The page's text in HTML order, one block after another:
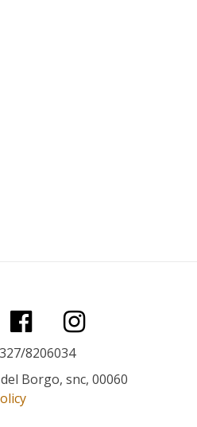
327/8206034
Borgo, snc, 00060